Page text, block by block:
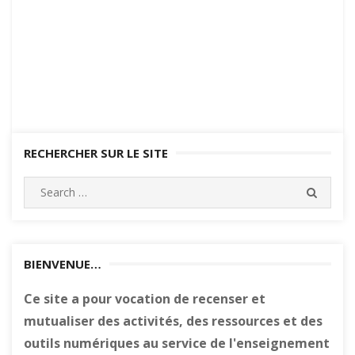
RECHERCHER SUR LE SITE
Search
for:
BIENVENUE…
Ce site a pour vocation de recenser et
mutualiser des activités, des ressources et des
outils numériques au service de l'enseignement